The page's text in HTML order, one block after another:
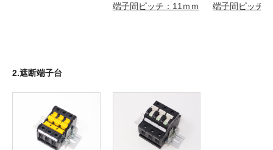
端子間ピッチ：11ｍｍ
端子間ピッチ
2.遮断端子台